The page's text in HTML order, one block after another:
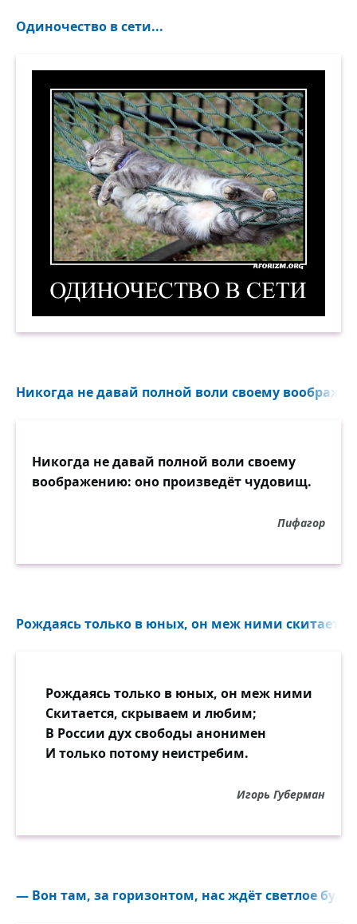
Одиночество в сети...
Никогда не давай полной воли своему
Никогда не давай полной воли своему
воображению: оно произведёт чудовищ.
Пифагор
Рождаясь только в юных, он меж ними
Рождаясь только в юных, он меж ними
Скитается, скрываем и любим;
В России дух свободы анонимен
И только потому неистребим.
Игорь Губерман
— Вон там, за горизонтом, нас ждёт светлое